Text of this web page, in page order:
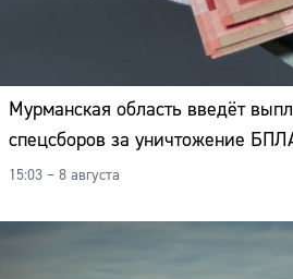
Мурманская область введёт
спецсборов за уничтожение
15:03 – 8 августа